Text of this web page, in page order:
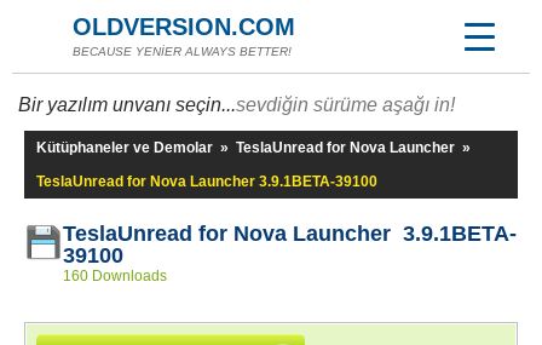
OLDVERSION.COM
BECAUSE YENİER ALWAYS BETTER!
Bir yazılım unvanı seçin...sevdiğin sürüme aşağı in!
Kütüphaneler ve Demolar » TeslaUnread for Nova Launcher »
TeslaUnread for Nova Launcher 3.9.1BETA-39100
TeslaUnread for Nova Launcher 3.9.1BETA-
39100
160 Downloads